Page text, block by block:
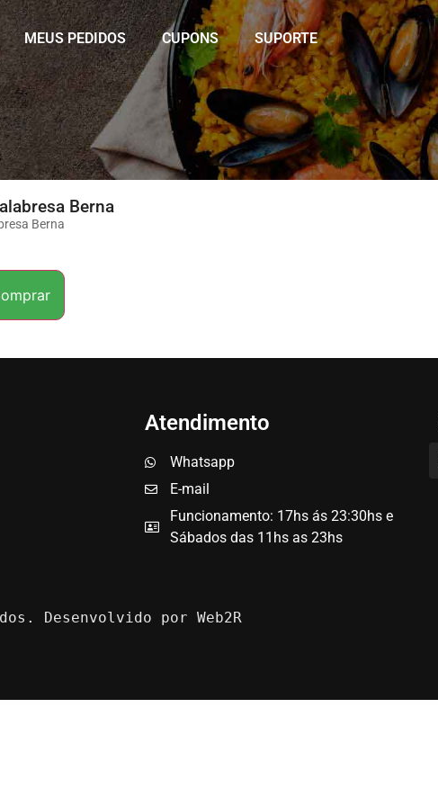
MEUS PEDIDOS CUPONS SUPORTE
Berna
Berna
Atendimento
Whatsapp
E-mail
Funcionamento: 17hs ás 23:30hs e
Sábados das 11hs as 23hs
Desenvolvido por Web2R